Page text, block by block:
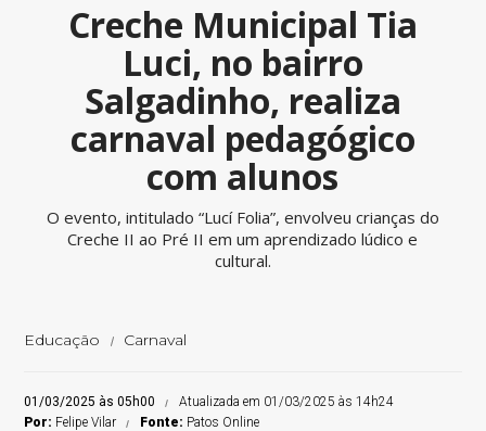
Creche Municipal Tia
Luci, no bairro
Salgadinho, realiza
carnaval pedagógico
com alunos
O evento, intitulado “Lucí Folia”, envolveu crianças do
Creche II ao Pré II em um aprendizado lúdico e
cultural.
Educação Carnaval
01/03/2025 às 05h00
Atualizada em 01/03/2025 às 14h24
Por: Felipe Vilar Fonte: Patos Online